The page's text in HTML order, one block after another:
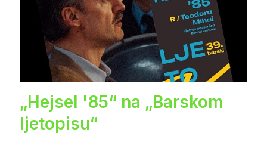
„Hejsel '85“ na „Barskom
ljetopisu“